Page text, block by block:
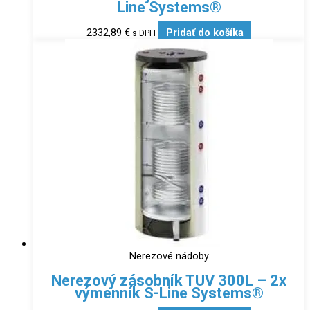
Line Systems®
2332,89€ s DPH Pridať do košíka
Nerezové nádoby
Nerezový zásobník TUV 300L – 2x
výmenník S-Line Systems®